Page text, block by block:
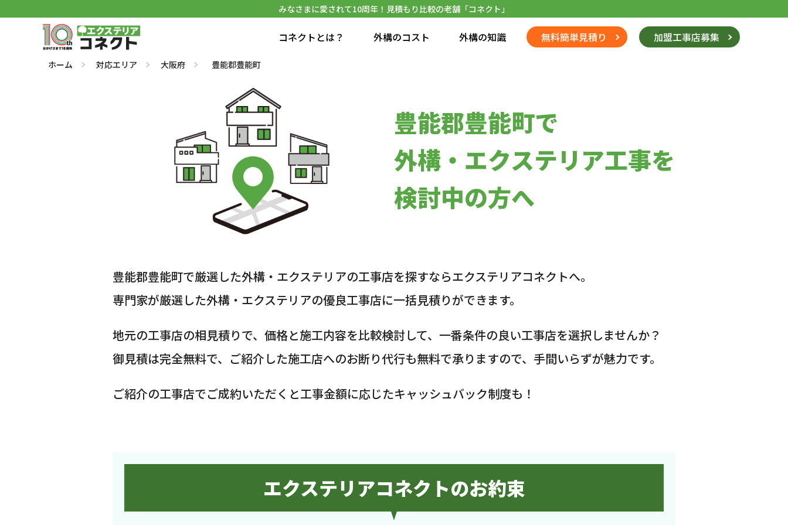
みなさまに愛されて10周年！見積もり比較の老舗「コネクト」
コネクトとは？ 外構のコスト 外構の知識 無料簡単見積り 加盟工事店募集
ホーム 対応エリア 大阪府 豊能郡豊能町
豊能郡豊能町で
外構・エクステリア工事を
検討中の方へ
豊能郡豊能町で厳選した外構・エクステリアの工事店を探すならエクステリアコネクトへ。
専門家が厳選した外構・エクステリアの優良工事店に一括見積りができます。
地元の工事店の相見積りで、価格と施工内容を比較検討して、一番条件の良い工事店を選択しませんか？
御見積は完全無料で、ご紹介した施工店へのお断り代行も無料で承りますので、手間いらずが魅力です。
ご紹介の工事店でご成約いただくと工事金額に応じたキャッシュバック制度も！
エクステリアコネクトのお約束